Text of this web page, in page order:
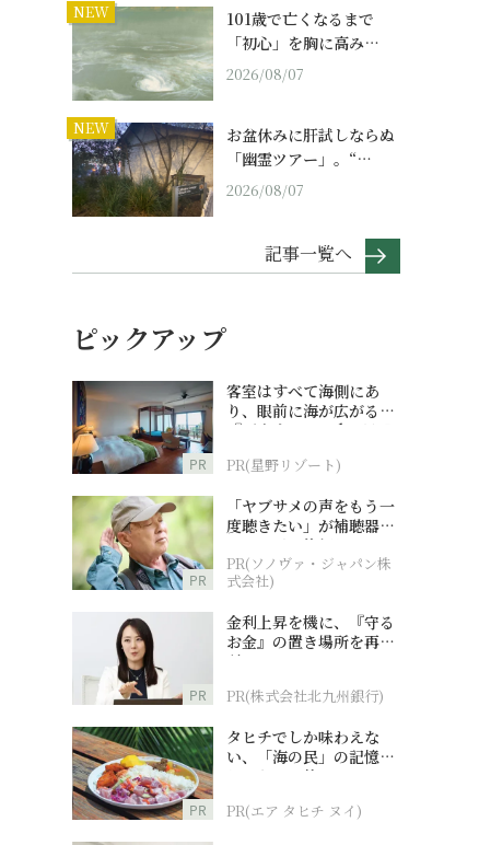
NEW
101歳で亡くなるまで
「初心」を胸に高み…
2026/08/07
NEW
お盆休みに肝試しならぬ
「幽霊ツアー」。“…
2026/08/07
記事一覧へ
ピックアップ
PR
客室はすべて海側にあ
り、眼前に海が広がる
『西表島ホテル by 星野
PR(星野リゾート)
PR
「ヤブサメの声をもう一
度聴きたい」が補聴器チ
ャレンジの後押しに
PR(ソノヴァ・ジャパン株
式会社)
PR
金利上昇を機に、『守る
お金』の置き場所を再検
討
PR(株式会社北九州銀行)
PR
タヒチでしか味わえな
い、「海の民」の記憶へ
とつながる旅
PR(エア タヒチ ヌイ)